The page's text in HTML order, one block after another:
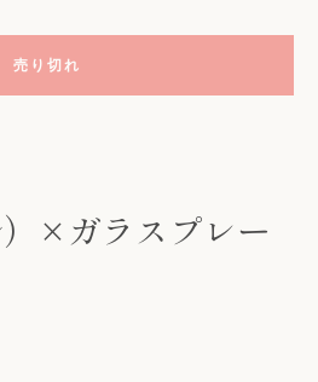
×ガラスプレー
売り切れ